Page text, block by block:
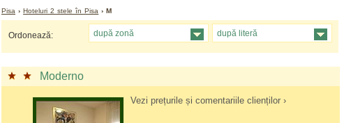
Pisa ›Hoteluri 2 stele în Pisa › M
Ordonează: după zonă după literă
Moderno
Vezi prețurile și comentariile clienților ›